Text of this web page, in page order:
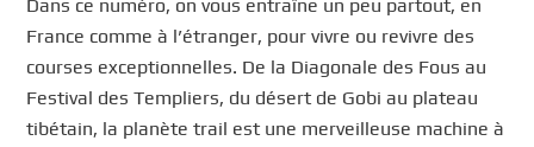
Dans ce numéro, on vous entraîne un peu partout, en
France comme à l’étranger, pour vivre ou revivre des
courses exceptionnelles. De la Diagonale des Fous au
Festival des Templiers, du désert de Gobi au plateau
tibétain, la planète trail est une merveilleuse machine à